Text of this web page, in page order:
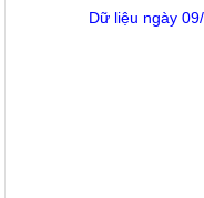
Dữ liệu ngày